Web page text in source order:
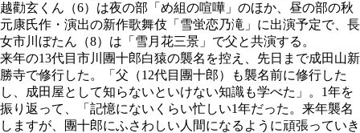
越勸玄くん（6）は夜の部「め組の喧嘩」のほか、昼の部の秋
元康氏作・演出の新作歌舞伎「雪蛍恋乃滝」に出演予定で、長
女市川ぼたん（8）は「雪月花三景」で父と共演する。
来年の13代目市川團十郎白猿の襲名を控え、先日まで成田山新
勝寺で修行した。「父（12代目團十郎）も襲名前に修行した
し、成田屋として知らないといけない知識も学べた」。1年を
振り返って、「記憶にないくらい忙しい1年だった。来年襲名
しますが、團十郎にふさわしい人間になるように頑張っていき